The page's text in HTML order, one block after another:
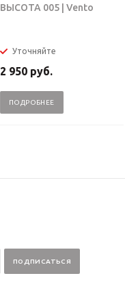
ВЫСОТА 005 | Vento
Уточняйте
2 950 руб.
ПОДРОБНЕЕ